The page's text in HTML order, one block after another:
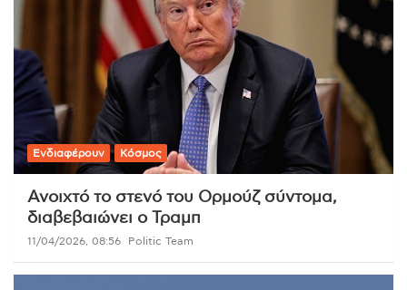
Ενδιαφέρουν Κόσμος
Ανοιχτό το στενό του Ορμούζ σύντομα,
διαβεβαιώνει ο Τραμπ
11/04/2026, 08:56 Politic Team